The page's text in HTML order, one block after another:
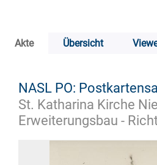
Akte Übersicht
NASL PO:
St. Katharina Kirche
Erweiterungsbau -